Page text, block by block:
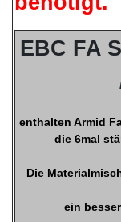
EBC FA
enthalten Armid
die 6mal
Die
ein